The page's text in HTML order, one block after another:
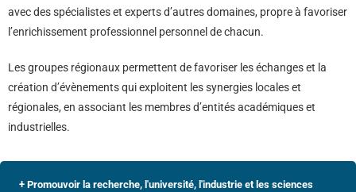
avec des spécialistes et experts d’autres domaines, propre à favoriser
l’enrichissement professionnel personnel de chacun.
Les groupes régionaux permettent de favoriser les échanges et la
création d’évènements qui exploitent les synergies locales et
régionales, en associant les membres d’entités académiques et
industrielles.
+ Promouvoir la recherche, l'université, l'industrie et les sciences